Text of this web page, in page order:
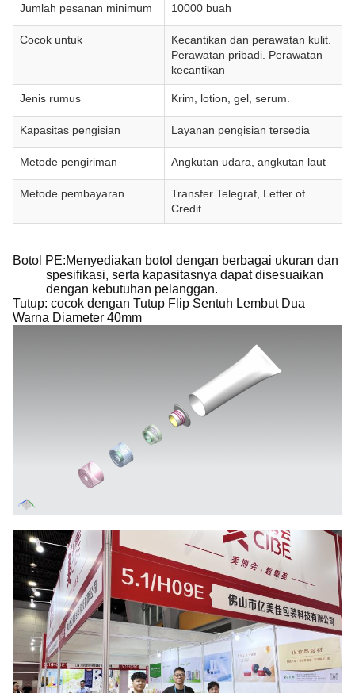
Jumlah pesanan minimum 10000 buah
Cocok untuk
Kecantikan dan perawatan kulit.
Perawatan pribadi. Perawatan
kecantikan
Jenis rumus Krim, lotion, gel, serum.
Kapasitas pengisian Layanan pengisian tersedia
Metode pengiriman Angkutan udara, angkutan laut
Metode pembayaran
Transfer Telegraf, Letter of
Credit
Botol PE:Menyediakan botol dengan berbagai ukuran dan
spesifikasi, serta kapasitasnya dapat disesuaikan
dengan kebutuhan pelanggan.
Tutup: cocok dengan Tutup Flip Sentuh Lembut Dua
Warna Diameter 40mm